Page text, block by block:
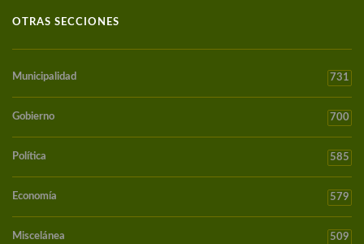
OTRAS SECCIONES
Municipalidad 731
Gobierno 700
Política 585
Economía 579
Miscelánea 509